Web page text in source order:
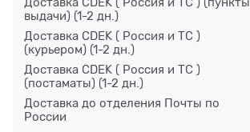
Доставка CDEK ( Россия и ТС ) (пункты
выдачи) (1-2 дн.)
Доставка CDEK ( Россия и ТС )
(курьером) (1-2 дн.)
Доставка CDEK ( Россия и ТС )
(постаматы) (1-2 дн.)
Доставка до отделения Почты по
России